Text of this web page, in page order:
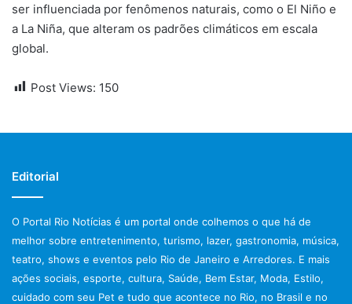
ser influenciada por fenômenos naturais, como o El Niño e
a La Niña, que alteram os padrões climáticos em escala
global.
Post Views: 150
Editorial
O Portal Rio Notícias é um portal onde colhemos o que há de
melhor sobre entretenimento, turismo, lazer, gastronomia, música,
teatro, shows e eventos pelo Rio de Janeiro e Arredores. E mais
ações sociais, esporte, cultura, Saúde, Bem Estar, Moda, Estilo,
cuidado com seu Pet e tudo que acontece no Rio, no Brasil e no